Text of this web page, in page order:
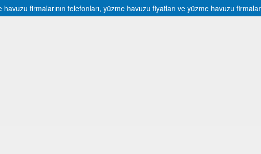
firmalarının telefonları, yüzme havuzu fiyatları ve yüzme havuzu